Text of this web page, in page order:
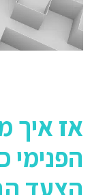
אז איך
הפנימי